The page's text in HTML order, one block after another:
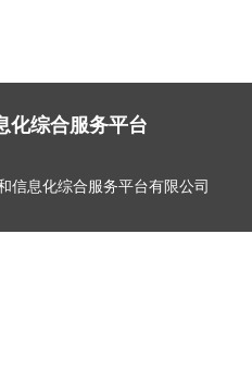
化综合服务平台
邮箱：
业和信息化综合服务平台有